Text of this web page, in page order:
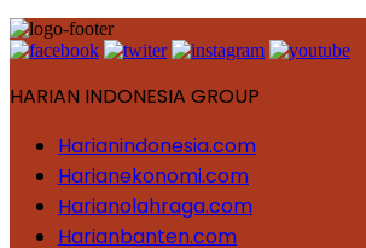
HARIAN INDONESIA GROUP
Harianindonesia.com
Harianekonomi.com
Harianolahraga.com
Harianbanten.com